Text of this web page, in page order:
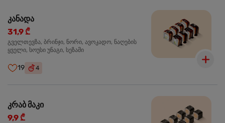
კანადა
31,9 ₾
გველთევზა, ბრინჯი, ნორი, ავოკადო, ნაღების
ყველი, სოუსი უნაგი, სეზამი
19 4
კრაბ მაკი
9,9 ₾